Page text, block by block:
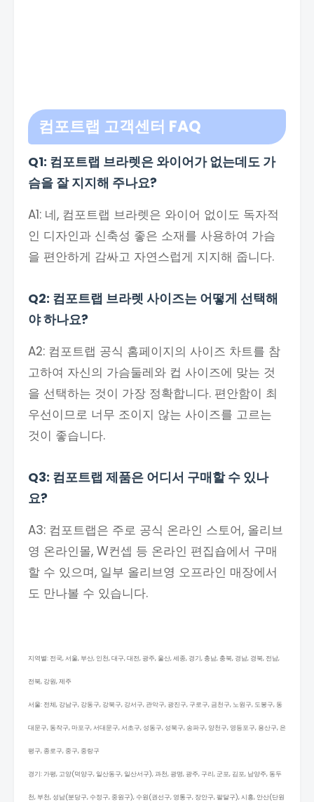
컴포트랩 고객센터 FAQ
Q1: 컴포트랩 브라렛은 와이어가 없는데도 가
슴을 잘 지지해 주나요?
A1: 네, 컴포트랩 브라렛은 와이어 없이도 독자적
인 디자인과 신축성 좋은 소재를 사용하여 가슴
을 편안하게 감싸고 자연스럽게 지지해 줍니다.
Q2: 컴포트랩 브라렛 사이즈는 어떻게 선택해
야 하나요?
A2: 컴포트랩 공식 홈페이지의 사이즈 차트를 참
고하여 자신의 가슴둘레와 컵 사이즈에 맞는 것
을 선택하는 것이 가장 정확합니다. 편안함이 최
우선이므로 너무 조이지 않는 사이즈를 고르는
것이 좋습니다.
Q3: 컴포트랩 제품은 어디서 구매할 수 있나
요?
A3: 컴포트랩은 주로 공식 온라인 스토어, 올리브
영 온라인몰, W컨셉 등 온라인 편집숍에서 구매
할 수 있으며, 일부 올리브영 오프라인 매장에서
도 만나볼 수 있습니다.
지역별: 전국, 서울, 부산, 인천, 대구, 대전, 광주, 울산, 세종, 경기, 충남, 충북, 경남, 경북, 전남,
전북, 강원, 제주
서울: 전체, 강남구, 강동구, 강북구, 강서구, 관악구, 광진구, 구로구, 금천구, 노원구, 도봉구, 동
대문구, 동작구, 마포구, 서대문구, 서초구, 성동구, 성북구, 송파구, 양천구, 영등포구, 용산구, 은
평구, 종로구, 중구, 중랑구
경기: 가평, 고양(덕양구, 일산동구, 일산서구), 과천, 광명, 광주, 구리, 군포, 김포, 남양주, 동두
천, 부천, 성남(분당구, 수정구, 중원구), 수원(권선구, 영통구, 장안구, 팔달구), 시흥, 안산(단원